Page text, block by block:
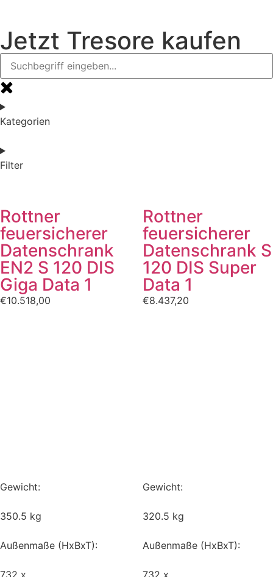
Jetzt Tresore kaufen
Kategorien
Filter
Rottner
feuersicherer
Datenschrank
EN2 S 120 DIS
Giga Data 1
€10.518,00
Gewicht:
350.5 kg
Außenmaße (HxBxT):
Rottner
feuersicherer
Datenschrank S
120 DIS Super
Data 1
€8.437,20
Gewicht:
320.5 kg
Außenmaße (HxBxT):